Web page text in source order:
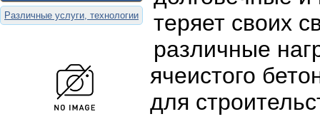
Различные услуги, технологии
теряет своих
различные
ячеистого
для